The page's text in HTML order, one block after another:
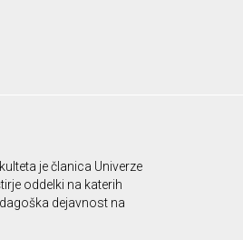
je članica Univerze
oddelki na katerih
dejavnost na